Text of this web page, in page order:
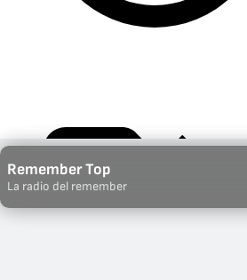
Remember Top
La radio del remember